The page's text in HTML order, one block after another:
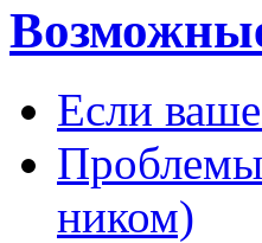
Если
Проблемы
ником)